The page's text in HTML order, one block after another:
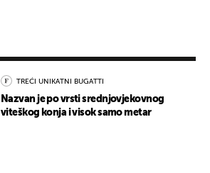
TREĆI UNIKATNI BUGATTI
Nazvan je po vrsti srednjovjekovnog
viteškog konja i visok samo metar